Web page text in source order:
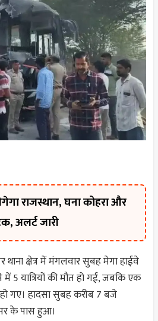
राजस्थान, घना कोहरा और
अलर्ट जारी
क्षेत्र में मंगलवार सुबह मेगा हाईवे
5 यात्रियों की मौत हो गई, जबकि एक
गए। हादसा सुबह करीब 7 बजे
के पास हुआ।